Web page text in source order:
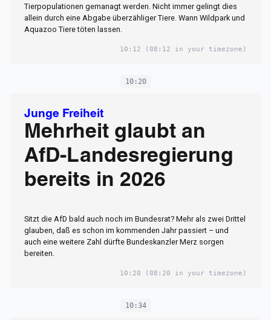
Tierpopulationen gemanagt werden. Nicht immer gelingt dies
allein durch eine Abgabe überzähliger Tiere. Wann Wildpark und
Aquazoo Tiere töten lassen.
10:12 (08:12 in your timezone)
10:20
Junge Freiheit
Mehrheit glaubt an
AfD-Landesregierung
bereits in 2026
Sitzt die AfD bald auch noch im Bundesrat? Mehr als zwei Drittel
glauben, daß es schon im kommenden Jahr passiert – und
auch eine weitere Zahl dürfte Bundeskanzler Merz sorgen
bereiten.
10:20 (08:20 in your timezone)
10:34